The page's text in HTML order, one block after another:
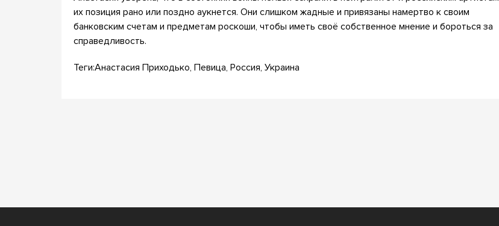
их позиция рано или поздно аукнется. Они слишком жадные и привязаны намертво к своим
банковским счетам и предметам роскоши, чтобы иметь своё собственное мнение и бороться за
справедливость.
Теги:Анастасия Приходько, Певица, Россия, Украина